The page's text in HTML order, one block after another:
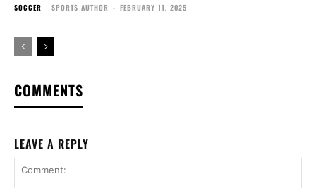
SOCCER SPORTS AUTHOR - FEBRUARY 11, 2025
COMMENTS
LEAVE A REPLY